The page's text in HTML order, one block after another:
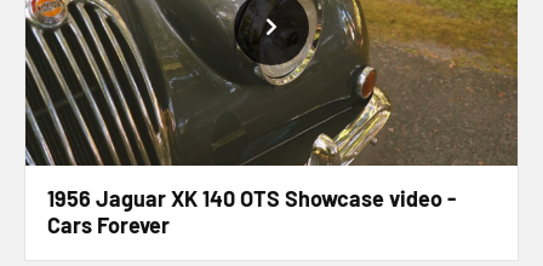
1956 Jaguar XK 140 OTS Showcase video -
Cars Forever